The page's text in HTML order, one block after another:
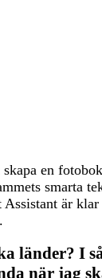
en
smarta
är
länder? I
när jag